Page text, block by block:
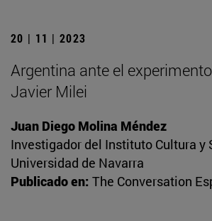
20 | 11 | 2023
Argentina ante el
Javier Milei
Juan Diego Molina Méndez
Investigador del Instituto Cultura y
Universidad de Navarra
Publicado en: The Conversation